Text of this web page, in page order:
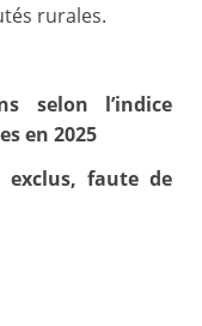
rurales.
selon l’indice
en 2025
faute de